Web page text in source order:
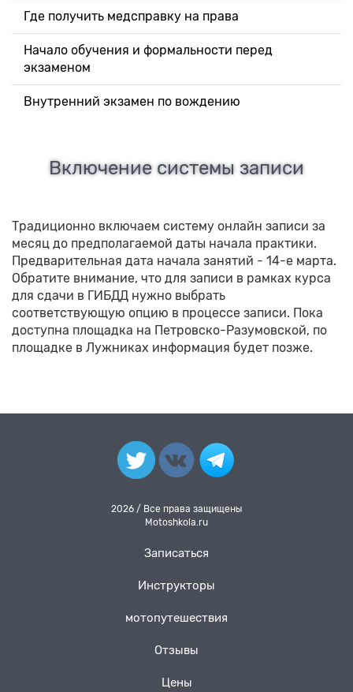
Где получить медсправку на права
Начало обучения и формальности перед
экзаменом
Внутренний экзамен по вождению
Включение системы записи
Традиционно включаем систему онлайн записи за
месяц до предполагаемой даты начала практики.
Предварительная дата начала занятий - 14-е марта.
Обратите внимание, что для записи в рамках курса
для сдачи в ГИБДД нужно выбрать
соответствующую опцию в процессе записи. Пока
доступна площадка на Петровско-Разумовской, по
площадке в Лужниках информация будет позже.
2026 / Все права защищены
Motoshkola.ru
Записаться
Инструкторы
мотопутешествия
Отзывы
Цены